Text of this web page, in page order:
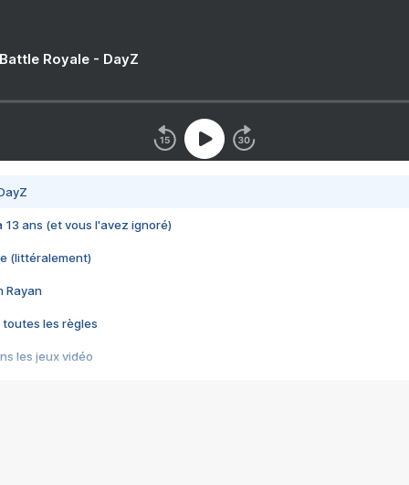
Royale - DayZ
13 ans (et vous l'avez ignoré)
(littéralement)
Rayan
toutes les règles
les jeux vidéo